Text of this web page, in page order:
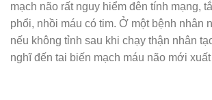
mạch não rất nguy hiểm đên tính mạng,
phổi, nhồi máu có tim. Ở một bệnh nhân
nếu không tỉnh sau khi chạy thận nhân
nghĩ đến tai biến mạch máu não mới